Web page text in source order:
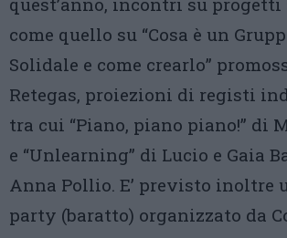
come quello su “Cosa è un
Solidale e come crearlo”
Retegas, ​proiezioni​ di registi
tra cui “Piano, piano piano!” di
e “Unlearning” di Lucio e Gaia
Anna Pollio​. E’ previsto inoltr​e​
party (baratto) organizzato da